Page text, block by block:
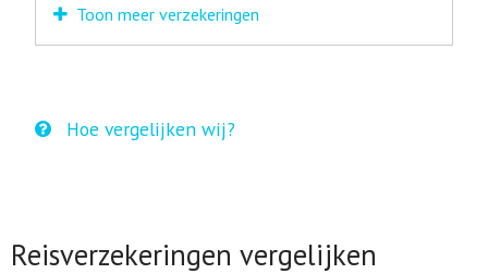
Toon meer verzekeringen
Hoe vergelijken wij?
Reisverzekeringen vergelijken